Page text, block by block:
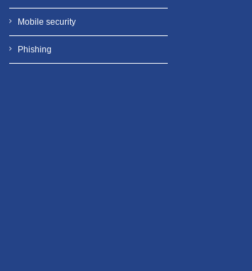
Mobile security
Phishing